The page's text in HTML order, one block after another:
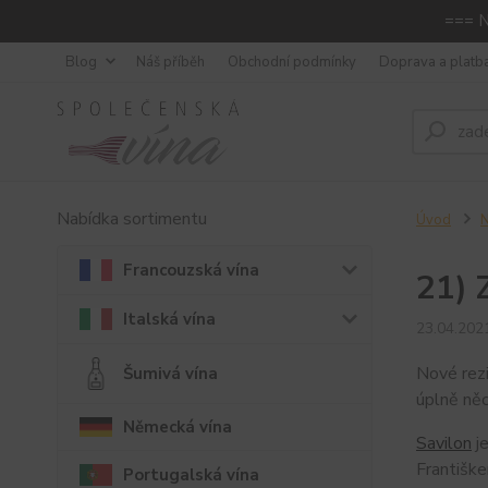
===
Blog Náš příběh Obchodní podmínky Doprava a
Nabídka sortimentu
Francouzská vína
Italská vína
Šumivá vína
Německá vína
Portugalská vína
Úvod
21)
Nové
úplně
Savilon